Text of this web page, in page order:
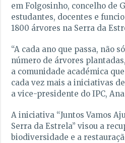
em Folgosinho, concelho de
estudantes, docentes e
1800 árvores na Serra da
“A cada ano que passa, não
número de árvores
a comunidade académica
cada vez mais a iniciativas
a vice-presidente do IPC,
A iniciativa “Juntos Vamos
Serra da Estrela” visou a
biodiversidade e a